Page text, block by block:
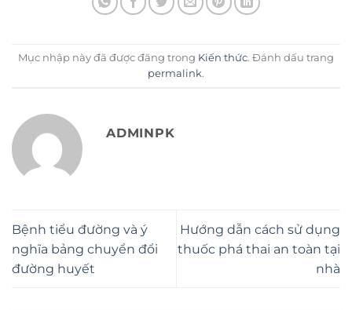
Mục nhập này đã được đăng trong Kiến thức. Đánh dấu trang
permalink.
ADMINPK
Bệnh tiểu đường và ý
nghĩa bảng chuyển đổi
đường huyết
Hướng dẫn cách sử dụng
thuốc phá thai an toàn tại
nhà